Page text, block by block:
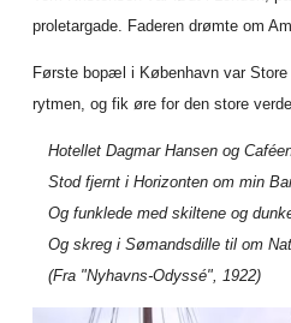
proletargade. Faderen drømte om
Første bopæl i København var
rytmen, og fik øre for den store
Hotellet Dagmar Hansen og
Stod fjernt i Horizonten om min
Og funklede med skiltene og
Og skreg i Sømandsdille til om
(Fra "Nyhavns-Odyssé", 1922)